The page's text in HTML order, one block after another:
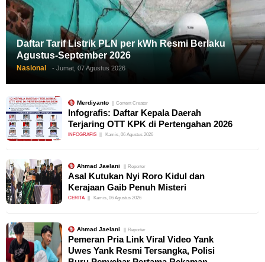
Daftar Tarif Listrik PLN per kWh Resmi Berlaku
Agustus-September 2026
Nasional - Jumat, 07 Agustus 2026
Merdiyanto Content Creator
Infografis: Daftar Kepala Daerah
Terjaring OTT KPK di Pertengahan 2026
INFOGRAFIS Kamis, 06 Agustus 2026
Ahmad Jaelani Reporter
Asal Kutukan Nyi Roro Kidul dan
Kerajaan Gaib Penuh Misteri
CERITA Kamis, 06 Agustus 2026
Ahmad Jaelani Reporter
Pemeran Pria Link Viral Video Yank
Uwes Yank Resmi Tersangka, Polisi